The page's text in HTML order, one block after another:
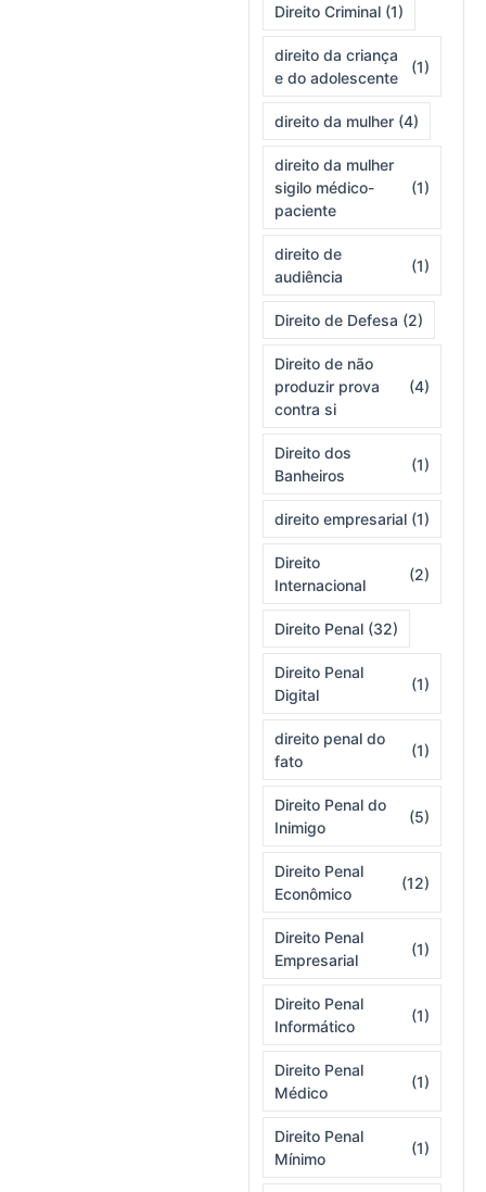
Direito Criminal (1)
direito da criança
e do adolescente
(1)
direito da mulher (4)
direito da mulher
sigilo médico-
paciente
(1)
direito de
audiência
(1)
Direito de Defesa (2)
Direito de não
produzir prova
contra si
(4)
Direito dos
Banheiros
(1)
direito empresarial (1)
Direito
Internacional
(2)
Direito Penal (32)
Direito Penal
Digital
(1)
direito penal do
fato
(1)
Direito Penal do
Inimigo
(5)
Direito Penal
Econômico
(12)
Direito Penal
Empresarial
(1)
Direito Penal
Informático
(1)
Direito Penal
Médico
(1)
Direito Penal
Mínimo
(1)